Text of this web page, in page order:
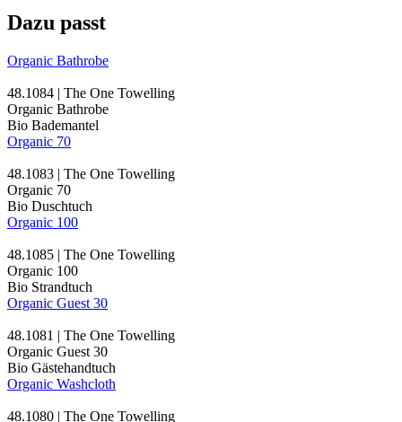
Dazu passt
Organic Bathrobe
48.1084 | The One Towelling
Organic Bathrobe
Bio Bademantel
Organic 70
48.1083 | The One Towelling
Organic 70
Bio Duschtuch
Organic 100
48.1085 | The One Towelling
Organic 100
Bio Strandtuch
Organic Guest 30
48.1081 | The One Towelling
Organic Guest 30
Bio Gästehandtuch
Organic Washcloth
48.1080 | The One Towelling